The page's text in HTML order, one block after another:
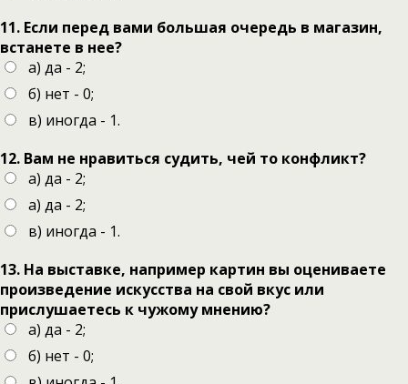
11. Если перед вами большая очередь в магазин,
встанете в нее?
а) да - 2;
б) нет - 0;
в) иногда - 1.
12. Вам не нравиться судить, чей то конфликт?
а) да - 2;
а) да - 2;
в) иногда - 1.
13. На выставке, например картин вы оцениваете
произведение искусства на свой вкус или
прислушаетесь к чужому мнению?
а) да - 2;
б) нет - 0;